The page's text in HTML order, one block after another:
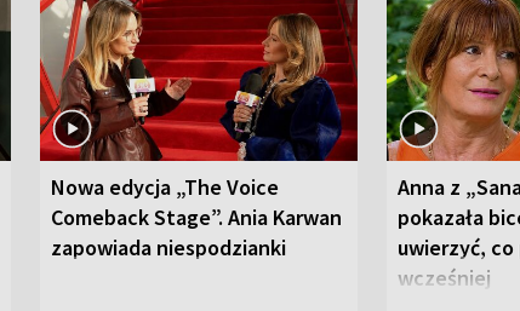
Nowa edycja „The Voice
Comeback Stage”. Ania Karwan
zapowiada niespodzianki
Anna z
pokazała
uwierzyć, co
wcześniej